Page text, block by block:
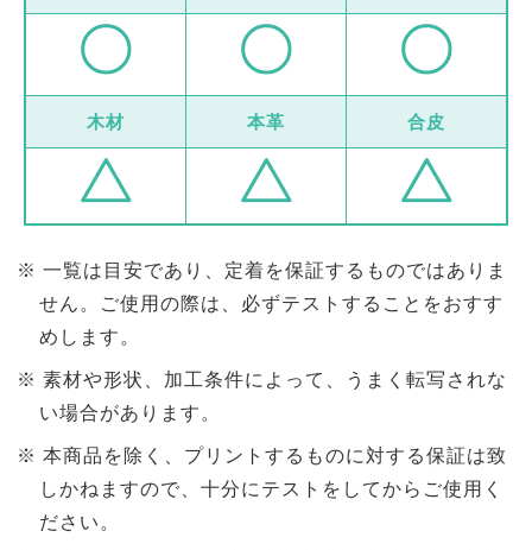
木材 本革 合皮
一覧は目安であり、定着を保証するものではありま
せん。ご使用の際は、必ずテストすることをおすす
めします。
素材や形状、加工条件によって、うまく転写されな
い場合があります。
本商品を除く、プリントするものに対する保証は致
しかねますので、十分にテストをしてからご使用く
ださい。